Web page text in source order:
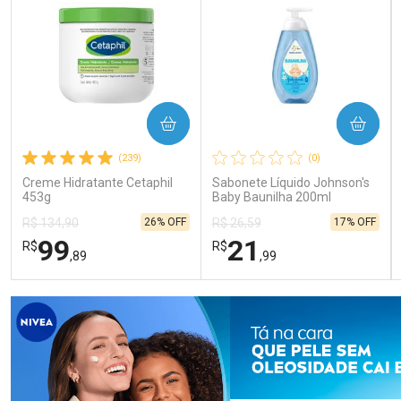
(239)
Creme Hidratante Cetaphil
453g
R$ 134,90
R$99,89
26% OFF
COMPRAR
FECHAR
Laboratório
FECHAR
Por Menos
(0)
Sabonete Líquido Johnson's
Baby Baunilha 200ml
R$ 26,59
R$21 ,99
17% OFF
COMPRAR
Laboratório
Por Menos